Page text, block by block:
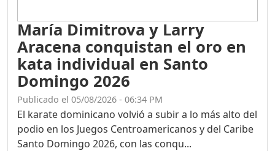
María Dimitrova y Larry
Aracena conquistan el oro en
kata individual en Santo
Domingo 2026
Publicado el 05/08/2026 - 06:34 PM
El karate dominicano volvió a subir a lo más alto del
podio en los Juegos Centroamericanos y del Caribe
Santo Domingo 2026, con las conqu...